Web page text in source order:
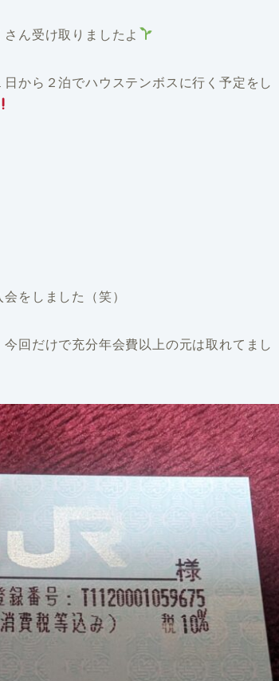
ん受け取りましたよ
から２泊でハウステンボスに行く予定をし
をしました（笑）
回だけで充分年会費以上の元は取れてまし